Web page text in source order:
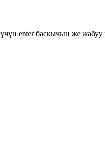
enter баскычын же